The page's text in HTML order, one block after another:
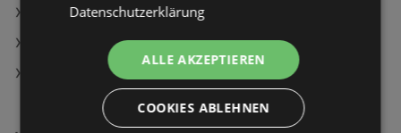
MPREIS Angebote
SPAR Angebote
HOFER Angebote
Datenschutzerklärung
ALLE AKZEPTIEREN
COOKIES ABLEHNEN